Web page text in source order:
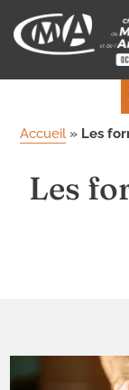
Accueil » Les
Les